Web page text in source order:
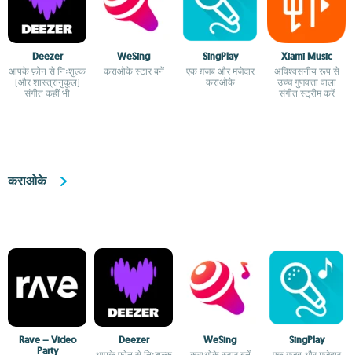
Deezer
आपके फ़ोन से निःशुल्क
(और शास्त्रानुकूल)
संगीत कहीं भी
WeSing
कराओके स्टार बनें
SingPlay
एक ग़ज़ब और मजेदार
कराओके
Xiami Music
अविश्वसनीय रूप से
उच्च गुणवत्ता वाला
संगीत स्ट्रीम करें
कराओके
Rave – Video
Party
Deezer WeSing SingPlay